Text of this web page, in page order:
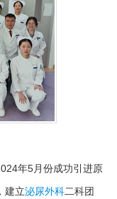
年5月份成功引进原
建立泌尿外科二科团